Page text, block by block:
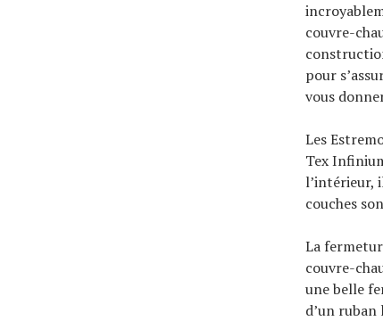
couvre-
pour
vous
Les
Tex
l’intérieur,
couches
La
couvre-
une belle
d’un